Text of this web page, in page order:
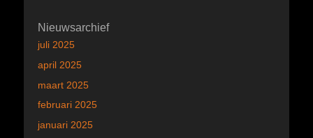
Nieuwsarchief
juli 2025
april 2025
maart 2025
februari 2025
januari 2025